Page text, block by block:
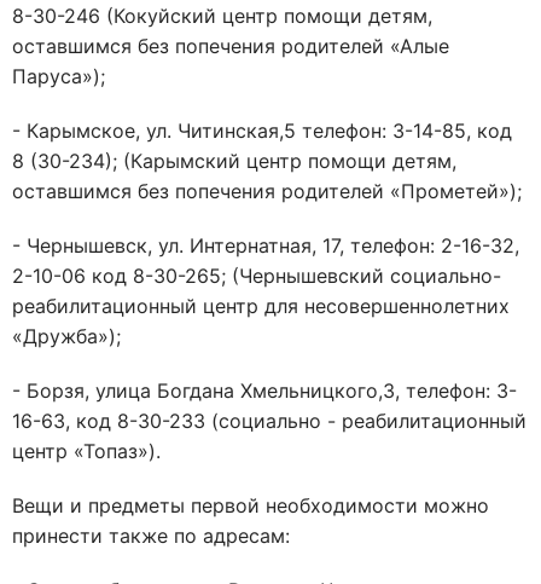
8-30-246 (Кокуйский центр помощи детям,
оставшимся без попечения родителей «Алые
Паруса»);
- Карымское, ул. Читинская,5 телефон: 3-14-85, код
8 (30-234); (Карымский центр помощи детям,
оставшимся без попечения родителей «Прометей»);
- Чернышевск, ул. Интернатная, 17, телефон: 2-16-32,
2-10-06 код 8-30-265; (Чернышевский социально-
реабилитационный центр для несовершеннолетних
«Дружба»);
- Борзя, улица Богдана Хмельницкого,3, телефон: 3-
16-63, код 8-30-233 (социально - реабилитационный
центр «Топаз»).
Вещи и предметы первой необходимости можно
принести также по адресам: